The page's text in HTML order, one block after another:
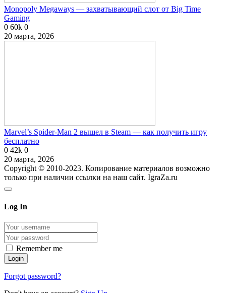
Monopoly Megaways — захватывающий слот от Big Time
Gaming
0 60k 0
20 марта, 2026
Marvel’s Spider-Man 2 вышел в Steam — как получить игру
бесплатно
0 42k 0
20 марта, 2026
Copyright © 2010-2023. Копирование материалов возможно
только при наличии ссылки на наш сайт. IgraZa.ru
Log In
Remember me
Forgot password?